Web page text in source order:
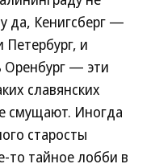
да, Кенигсберг —
и
Оренбург — эти
славянских
смущают. Иногда
старосты
то тайное лобби в